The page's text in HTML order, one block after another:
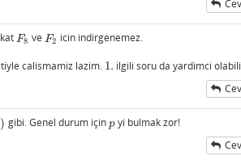
F8
F8 ve F2
F2 icin indirgenemez.
calismamiz lazim. 1.
1. ilgili soru da yardimci
) gibi. Genel durum içinp
pyi bulmak zor!